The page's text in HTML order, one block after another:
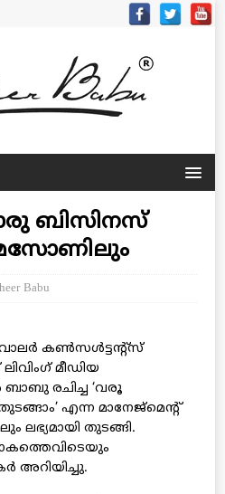
ബിസിനസ്
Babu
കണ്‍സള്‍ട്ടന്റ്‌സ്
മീഡിയ
രചിച്ച ‘വരൂ
എന്ന മാനേജ്‌മെന്റ്
തുടങ്ങി.
അറിയിച്ചു.